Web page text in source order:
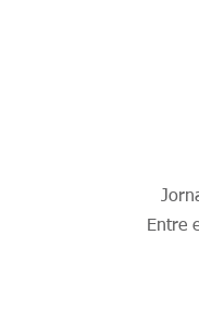
Entre